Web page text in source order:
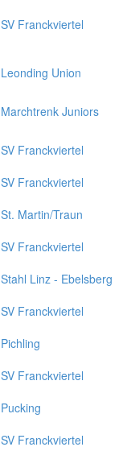
SV Franckviertel
Leonding Union
Marchtrenk Juniors
SV Franckviertel
SV Franckviertel
St. Martin/Traun
SV Franckviertel
Stahl Linz - Ebelsberg
SV Franckviertel
Pichling
SV Franckviertel
Pucking
SV Franckviertel